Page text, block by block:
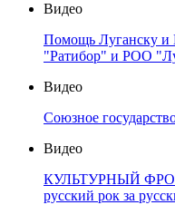
Видео
Помощь Луганску и
"Ратибор" и РОО
Видео
Союзное
Видео
КУЛЬТУРНЫЙ
русский рок за